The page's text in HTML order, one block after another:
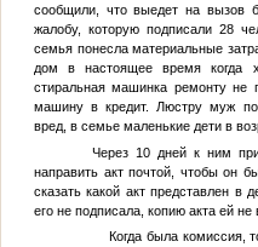
сообщили, что выедет на вызов
жалобу, которую подписали 28
семья понесла материальные
дом в настоящее время когда
стиральная машинка ремонту не
машину в кредит. Люстру муж
вред, в семье маленькие дети в
Через 10 дней к ним
направить акт почтой, чтобы он
сказать какой акт представлен
его не подписала, копию акта ей не
Когда была комиссия,